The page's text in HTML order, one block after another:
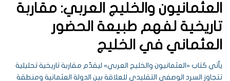
العثمانيون والخليج العربي: مقاربة
تاريخية لفهم طبيعة الحضور
العثماني في الخليج
يأتي كتاب «العثمانيون والخليج العربي» ليقدّم مقاربة تاريخية تحليلية
تتجاوز السرد الوصفي التقليدي للعلاقة بين الدولة العثمانية ومنطقة